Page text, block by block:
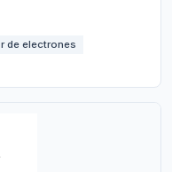
de electrones